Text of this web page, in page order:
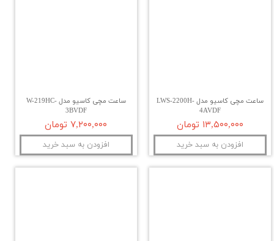
ساعت مچی کاسیو مدل LWS-2200H-
4AVDF
۱۳,۵۰۰,۰۰۰ تومان
افزودن به سبد خرید
ساعت مچی کاسیو مدل W-219HC-
3BVDF
۷,۲۰۰,۰۰۰ تومان
افزودن به سبد خرید